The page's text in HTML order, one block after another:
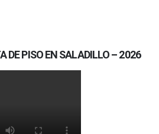
DE PISO EN SALADILLO – 2026